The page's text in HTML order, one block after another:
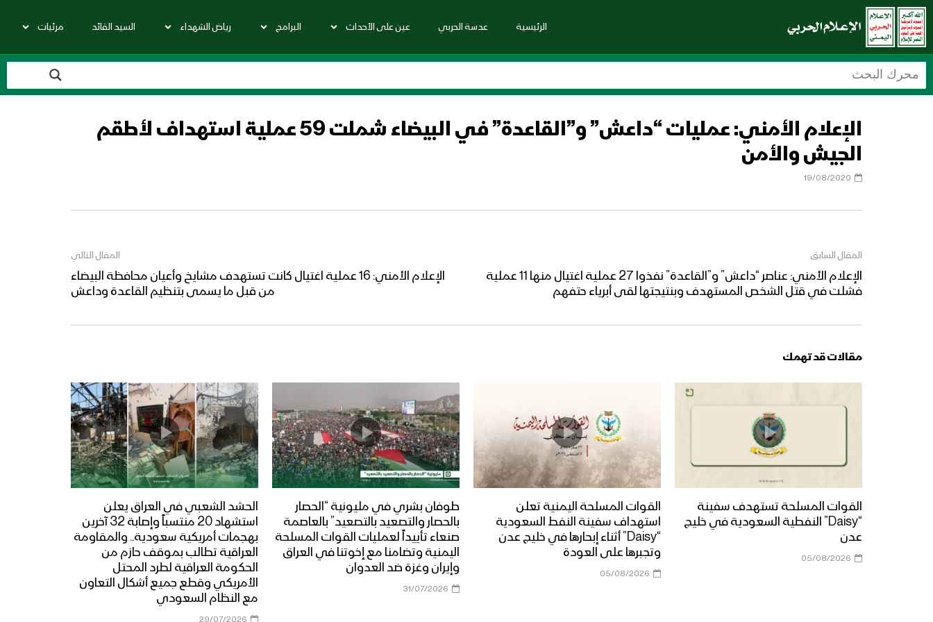
الرئيسية عدسة الحربي عين على الأحداث البرامج رياض الشهداء السيد القائد مرئيات
الإعلام الأمني: عمليات “داعش” و”القاعدة” في البيضاء شملت 59 عملية استهداف لأطقم
الجيش والأمن
19/08/2020
المقال السابق
الإعلام الأمني: عناصر “داعش” و”القاعدة” نفذوا 27 عملية اغتيال منها 11 عملية
فشلت في قتل الشخص المستهدف وبنتيجتها لقى أبرياء حتفهم
المقال التالي
الإعلام الأمني: 16 عملية اغتيال كانت تستهدف مشايخ وأعيان محافظة البيضاء
من قبل ما يسمى بتنظيم القاعدة وداعش
مقالات قد تهمك
القوات المسلحة تستهدف سفينة
“Daisy” النفطية السعودية في خليج
عدن
05/08/2026
القوات المسلحة اليمنية تعلن
استهداف سفينة النفط السعودية
“Daisy” أثناء إبحارها في خليج عدن
وتجبرها على العودة
05/08/2026
طوفان بشري في مليونية “الحصار
بالحصار والتصعيد بالتصعيد” بالعاصمة
صنعاء تأييداً لعمليات القوات المسلحة
اليمنية وتضامنا مع إخوتنا في العراق
وإيران وغزة ضد العدوان
31/07/2026
الحشد الشعبي في العراق يعلن
استشهاد 20 منتسباً وإصابة 32 آخرين
بهجمات أمريكية سعودية.. والمقاومة
العراقية تطالب بموقف حازم من
الحكومة العراقية لطرد المحتل
الأمريكي وقطع جميع أشكال التعاون
مع النظام السعودي
29/07/2026